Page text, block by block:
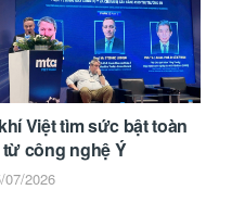
Việt tìm sức bật toàn
công nghệ Ý
07/2026